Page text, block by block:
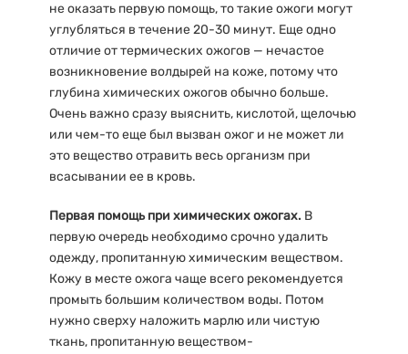
не оказать первую помощь, то такие ожоги могут
углубляться в течение 20-30 минут. Еще одно
отличие от термических ожогов — нечастое
возникновение волдырей на коже, потому что
глубина химических ожогов обычно больше.
Очень важно сразу выяснить, кислотой, щелочью
или чем-то еще был вызван ожог и не может ли
это вещество отравить весь организм при
всасывании ее в кровь.
Первая помощь при химических ожогах. В
первую очередь необходимо срочно удалить
одежду, пропитанную химическим веществом.
Кожу в месте ожога чаще всего рекомендуется
промыть большим количеством воды. Потом
нужно сверху наложить марлю или чистую
ткань, пропитанную веществом-